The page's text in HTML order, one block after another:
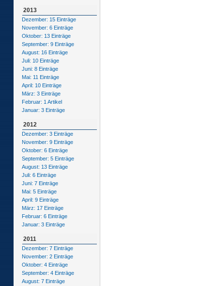
2013
Dezember: 15 Einträge
November: 6 Einträge
Oktober: 13 Einträge
September: 9 Einträge
August: 16 Einträge
Juli: 10 Einträge
Juni: 8 Einträge
Mai: 11 Einträge
April: 10 Einträge
März: 3 Einträge
Februar: 1 Artikel
Januar: 3 Einträge
2012
Dezember: 3 Einträge
November: 9 Einträge
Oktober: 6 Einträge
September: 5 Einträge
August: 13 Einträge
Juli: 6 Einträge
Juni: 7 Einträge
Mai: 5 Einträge
April: 9 Einträge
März: 17 Einträge
Februar: 6 Einträge
Januar: 3 Einträge
2011
Dezember: 7 Einträge
November: 2 Einträge
Oktober: 4 Einträge
September: 4 Einträge
August: 7 Einträge